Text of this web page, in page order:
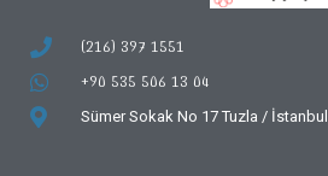
(216) 397 1551
+90 535 506 13 04
Sümer Sokak No 17 Tuzla / İstanbul